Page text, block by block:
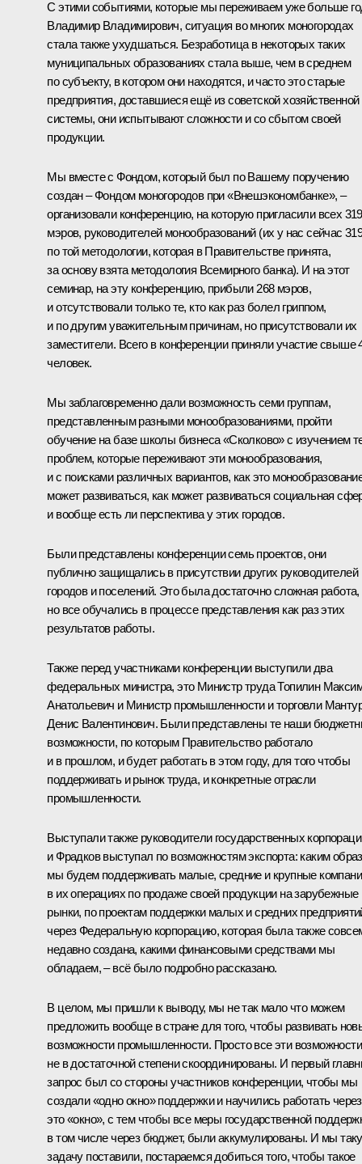
С этими событиями, которые мы переживаем уже больше
Владимир Владимирович, ситуация во многих моногородах
стала также ухудшаться. Безработица в некоторых таких
муниципальных образованиях стала выше, чем в среднем
по субъекту, в котором они находятся, и часто это старые
предприятия, доставшиеся ещё из советской хозяйственной
системы, они испытывают сложности и со сбытом своей
продукции.
Мы вместе с Фондом, который был по Вашему поручению
создан – Фондом моногородов при «Внешэкономбанке», –
организовали конференцию, на которую пригласили всех 319
мэров, руководителей монообразований (их у нас сейчас
по той методологии, которая в Правительстве принята,
за основу взята методология Всемирного банка). И на этот
семинар, на эту конференцию, прибыли 268 мэров,
и отсутствовали только те, кто как раз болел гриппом,
и по другим уважительным причинам, но присутствовали их
заместители. Всего в конференции приняли участие свыше
человек.
Мы заблаговременно дали возможность семи группам,
представленным разными монообразованиями, пройти
обучение на базе школы бизнеса «Сколково» с изучением
проблем, которые переживают эти монообразования,
и с поисками различных вариантов, как это
может развиваться, как может развиваться социальная
и вообще есть ли перспектива у этих городов.
Были представлены конференции семь проектов, они
публично защищались в присутствии других руководителей
городов и поселений. Это была достаточно сложная работа,
но все обучались в процессе представления как раз этих
результатов работы.
Также перед участниками конференции выступили два
федеральных министра, это Министр трудаТопилин
Анатольевич и Министр промышленности и торговли
Денис Валентинович. Были представлены те наши
возможности, по которым Правительство работало
и в прошлом, и будет работать в этом году, для того чтобы
поддерживать и рынок труда, и конкретные отрасли
промышленности.
Выступали также руководители государственных
иФрадковвыступал по возможностям экспорта: каким
мы будем поддерживать малые, средние и крупные
в их операциях по продаже своей продукции на зарубежные
рынки, по проектам поддержки малых и средних
через Федеральную корпорацию, которая была также
недавно создана, какими финансовыми средствами мы
обладаем, – всё было подробно рассказано.
В целом, мы пришли к выводу, мы не так мало что можем
предложить вообще в стране для того, чтобы развивать
возможности промышленности. Просто все эти возможности
не в достаточной степени скоординированы. И первый
запрос был со стороны участников конференции, чтобы мы
создали «одно окно» поддержки и научились работать через
это «окно», с тем чтобы все меры государственной
в том числе через бюджет, были аккумулированы. И мы
задачу поставили, постараемся добиться того, чтобы такое